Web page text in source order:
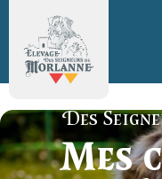
Des
Mes